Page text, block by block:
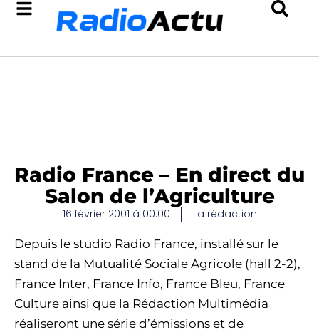
Radio France – En direct du
Salon de l’Agriculture
16 février 2001 à 00:00 La rédaction
Depuis le studio Radio France, installé sur le
stand de la Mutualité Sociale Agricole (hall 2-2),
France Inter, France Info, France Bleu, France
Culture ainsi que la Rédaction Multimédia
réaliseront une série d’émissions et de